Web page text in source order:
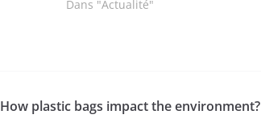
Dans "Actualité"
How plastic bags impact the environment?